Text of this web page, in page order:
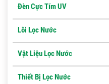
Đèn Cực Tím UV
Lõi Lọc Nước
Vật Liệu Lọc Nước
Thiết Bị Lọc Nước